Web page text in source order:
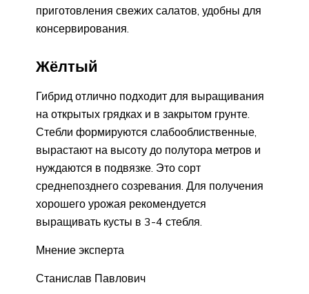
приготовления свежих салатов, удобны для
консервирования.
Жёлтый
Гибрид отлично подходит для выращивания
на открытых грядках и в закрытом грунте.
Стебли формируются слабооблиственные,
вырастают на высоту до полутора метров и
нуждаются в подвязке. Это сорт
среднепозднего созревания. Для получения
хорошего урожая рекомендуется
выращивать кусты в 3-4 стебля.
Мнение эксперта
Станислав Павлович